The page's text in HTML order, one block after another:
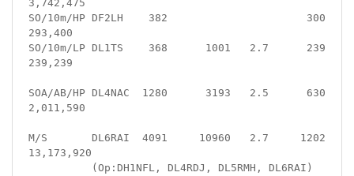
3,742,475
SO/10m/HP DF2LH    382                      300
293,400
SO/10m/LP DL1TS    368      1001   2.7      239
239,239
SOA/AB/HP DL4NAC  1280      3193   2.5      630
2,011,590
M/S       DL6RAI  4091     10960   2.7     1202
13,173,920